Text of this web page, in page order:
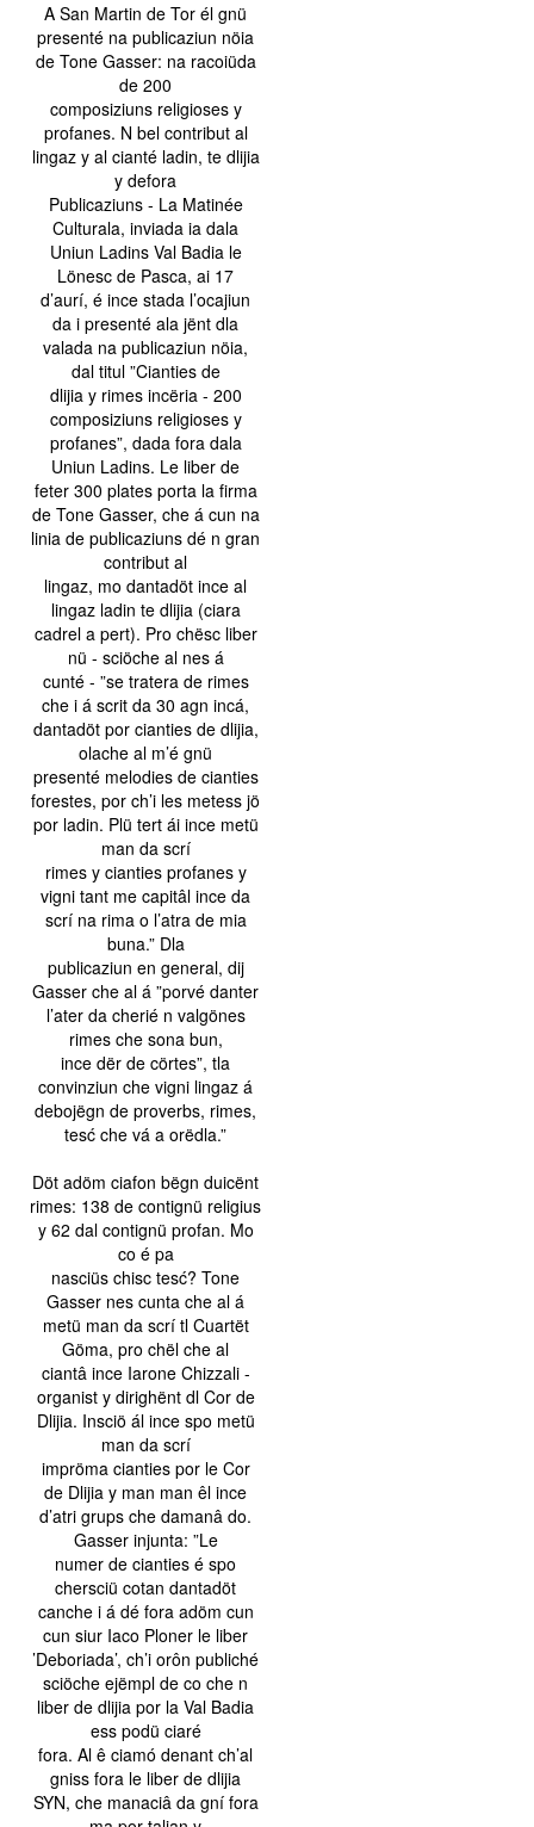
A San Martin de Tor él gnü
presenté na publicaziun nöia
de Tone Gasser: na racoiüda
de 200
composiziuns religioses y
profanes. N bel contribut al
lingaz y al cianté ladin, te dlijia
y defora
Publicaziuns - La Matinée
Culturala, inviada ia dala
Uniun Ladins Val Badia le
Lönesc de Pasca, ai 17
d’aurí, é ince stada l’ocajiun
da i presenté ala jënt dla
valada na publicaziun nöia,
dal titul ”Cianties de
dlijia y rimes incëria - 200
composiziuns religioses y
profanes”, dada fora dala
Uniun Ladins. Le liber de
feter 300 plates porta la firma
de Tone Gasser, che á cun na
linia de publicaziuns dé n gran
contribut al
lingaz, mo dantadöt ince al
lingaz ladin te dlijia (ciara
cadrel a pert). Pro chësc liber
nü - sciöche al nes á
cunté - ”se tratera de rimes
che i á scrit da 30 agn incá,
dantadöt por cianties de dlijia,
olache al m’é gnü
presenté melodies de cianties
forestes, por ch’i les metess jö
por ladin. Plü tert ái ince metü
man da scrí
rimes y cianties profanes y
vigni tant me capitâl ince da
scrí na rima o l’atra de mia
buna.” Dla
publicaziun en general, dij
Gasser che al á ”porvé danter
l’ater da cherié n valgönes
rimes che sona bun,
ince dër de cörtes”, tla
convinziun che vigni lingaz á
debojëgn de proverbs, rimes,
tesć che vá a orëdla.”
Döt adöm ciafon bëgn duicënt
rimes: 138 de contignü religius
y 62 dal contignü profan. Mo
co é pa
nasciüs chisc tesć? Tone
Gasser nes cunta che al á
metü man da scrí tl Cuartët
Göma, pro chël che al
ciantâ ince Iarone Chizzali -
organist y dirighënt dl Cor de
Dlijia. Insciö ál ince spo metü
man da scrí
impröma cianties por le Cor
de Dlijia y man man êl ince
d’atri grups che damanâ do.
Gasser injunta: ”Le
numer de cianties é spo
chersciü cotan dantadöt
canche i á dé fora adöm cun
cun siur Iaco Ploner le liber
’Deboriada’, ch’i orôn publiché
sciöche ejëmpl de co che n
liber de dlijia por la Val Badia
ess podü ciaré
fora. Al ê ciamó denant ch’al
gniss fora le liber de dlijia
SYN, che manaciâ da gní fora